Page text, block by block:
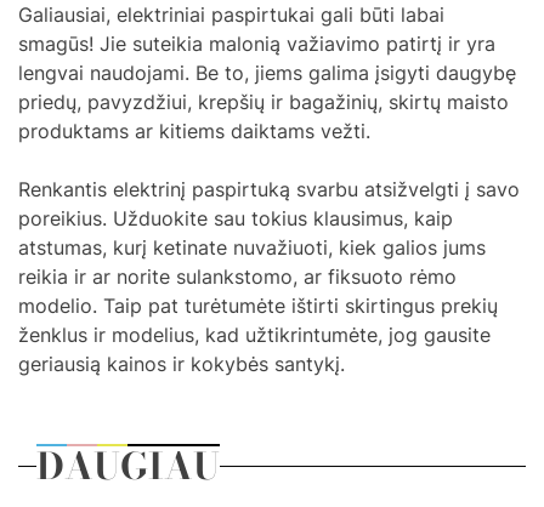
Galiausiai, elektriniai paspirtukai gali būti labai
smagūs! Jie suteikia malonią važiavimo patirtį ir yra
lengvai naudojami. Be to, jiems galima įsigyti daugybę
priedų, pavyzdžiui, krepšių ir bagažinių, skirtų maisto
produktams ar kitiems daiktams vežti.
Renkantis elektrinį paspirtuką svarbu atsižvelgti į savo
poreikius. Užduokite sau tokius klausimus, kaip
atstumas, kurį ketinate nuvažiuoti, kiek galios jums
reikia ir ar norite sulankstomo, ar fiksuoto rėmo
modelio. Taip pat turėtumėte ištirti skirtingus prekių
ženklus ir modelius, kad užtikrintumėte, jog gausite
geriausią kainos ir kokybės santykį.
DAUGIAU